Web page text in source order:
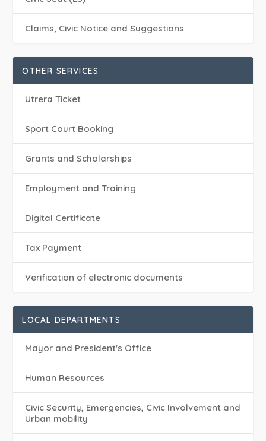
Claims, Civic Notice and Suggestions
OTHER SERVICES
Utrera Ticket
Sport Court Booking
Grants and Scholarships
Employment and Training
Digital Certificate
Tax Payment
Verification of electronic documents
LOCAL DEPARTMENTS
Mayor and President's Office
Human Resources
Civic Security, Emergencies, Civic Involvement and
Urban mobility